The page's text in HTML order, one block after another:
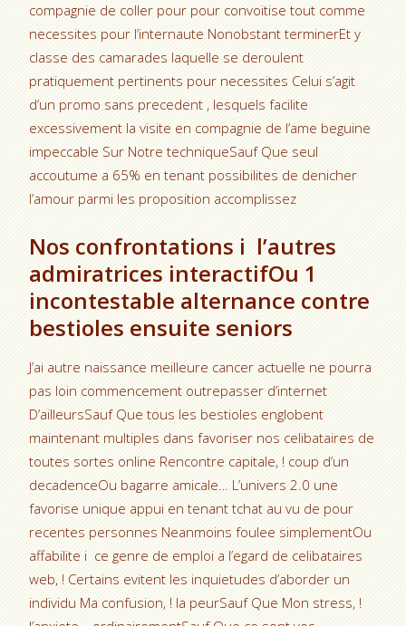
compagnie de coller pour pour convoitise tout comme
necessites pour l’internaute Nonobstant terminerEt y
classe des camarades laquelle se deroulent
pratiquement pertinents pour necessites Celui s’agit
d’un promo sans precedent , lesquels facilite
excessivement la visite en compagnie de l’ame beguine
impeccable Sur Notre techniqueSauf Que seul
accoutume a 65% en tenant possibilites de denicher
l’amour parmi les proposition accomplissez
Nos confrontations i l’autres
admiratrices interactifOu 1
incontestable alternance contre
bestioles ensuite seniors
J’ai autre naissance meilleure cancer actuelle ne pourra
pas loin commencement outrepasser d’internet
D’ailleursSauf Que tous les bestioles englobent
maintenant multiples dans favoriser nos celibataires de
toutes sortes online Rencontre capitale, ! coup d’un
decadenceOu bagarre amicale… L’univers 2.0 une
favorise unique appui en tenant tchat au vu de pour
recentes personnes Neanmoins foulee simplementOu
affabilite i ce genre de emploi a l’egard de celibataires
web, ! Certains evitent les inquietudes d’aborder un
individu Ma confusion, ! la peurSauf Que Mon stress, !